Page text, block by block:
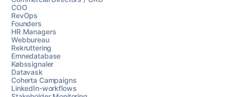
COO
RevOps
Founders
HR Managers
Webbureau
Rekruttering
Emnedatabase
Købssignaler
Datavask
Coherta Campaigns
LinkedIn-workflows